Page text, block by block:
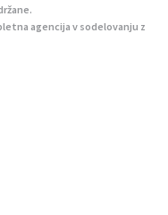
agencijav sodelovanju z